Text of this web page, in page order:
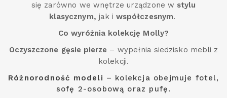
się zarówno we wnętrze urządzone w stylu
klasycznym, jak iwspółczesnym.
Co wyróżnia kolekcję Molly?
Oczyszczone gęsie pierze – wypełnia siedzisko mebli z
kolekcji.
Różnorodność modeli – kolekcja obejmuje fotel,
sofę 2-osobową oraz pufę.